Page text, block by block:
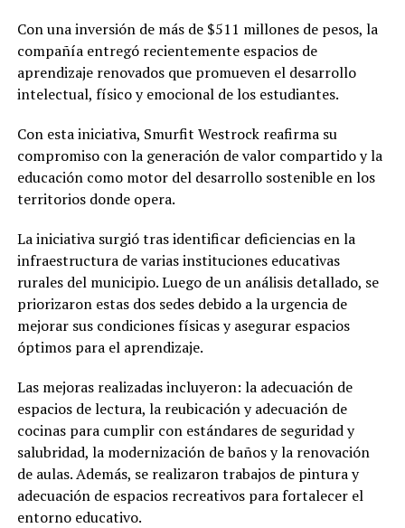
Con una inversión de más de $511 millones de pesos, la
compañía entregó recientemente espacios de
aprendizaje renovados que promueven el desarrollo
intelectual, físico y emocional de los estudiantes.
Con esta iniciativa, Smurfit Westrock reafirma su
compromiso con la generación de valor compartido y la
educación como motor del desarrollo sostenible en los
territorios donde opera.
La iniciativa surgió tras identificar deficiencias en la
infraestructura de varias instituciones educativas
rurales del municipio. Luego de un análisis detallado, se
priorizaron estas dos sedes debido a la urgencia de
mejorar sus condiciones físicas y asegurar espacios
óptimos para el aprendizaje.
Las mejoras realizadas incluyeron: la adecuación de
espacios de lectura, la reubicación y adecuación de
cocinas para cumplir con estándares de seguridad y
salubridad, la modernización de baños y la renovación
de aulas. Además, se realizaron trabajos de pintura y
adecuación de espacios recreativos para fortalecer el
entorno educativo.